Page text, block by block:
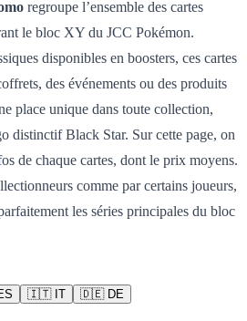
regroupe l’ensemble des cartes
le bloc XY du JCC Pokémon.
disponibles en boosters, ces cartes
des événements ou des produits
place unique dans toute collection,
distinctif Black Star. Sur cette page, on
de chaque cartes, dont le prix moyens.
comme par certains joueurs,
les séries principales du bloc
🇮🇹IT 🇩🇪DE